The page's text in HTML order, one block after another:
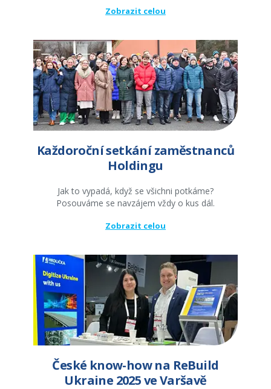
Zobrazit celou
Každoroční setkání zaměstnanců
Holdingu
Jak to vypadá, když se všichni potkáme?
Posouváme se navzájem vždy o kus dál.
Zobrazit celou
České know-how na ReBuild
Ukraine 2025 ve Varšavě